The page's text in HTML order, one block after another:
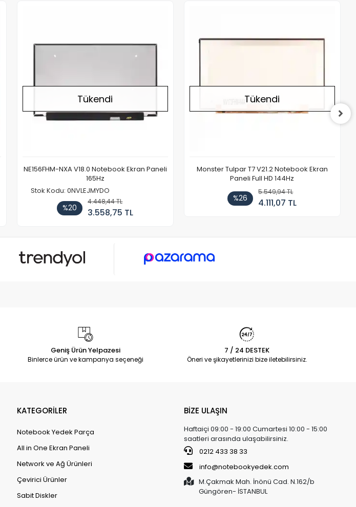
Tükendi
NE156FHM-NXA V18.0 Notebook Ekran Paneli
165Hz
Stok Kodu: 0NVLEJMYDO
%20
4.448,44 TL
3.558,75 TL
Tükendi
Monster Tulpar T7 V21.2 Notebook Ekran
Paneli Full HD 144Hz
%26
5.549,94 TL
4.111,07 TL
Geniş Ürün Yelpazesi
Binlerce ürün ve kampanya seçeneği
7 / 24 DESTEK
Öneri ve şikayetlerinizi bize iletebilirsiniz.
KATEGORİLER
Notebook Yedek Parça
All in One Ekran Paneli
Network ve Ağ Ürünleri
Çevirici Ürünler
Sabit Diskler
BİZE ULAŞIN
Haftaiçi 09:00 - 19:00 Cumartesi 10:00 - 15:00
saatleri arasında ulaşabilirsiniz.
0212 433 38 33
info@notebookyedek.com
M.Çakmak Mah. İnönü Cad. N.162/b
Güngören- İSTANBUL